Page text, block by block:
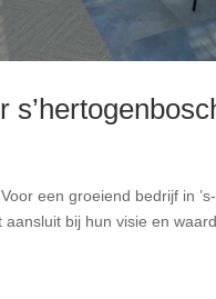
een groeiend bedrijf in
bij hun visie en